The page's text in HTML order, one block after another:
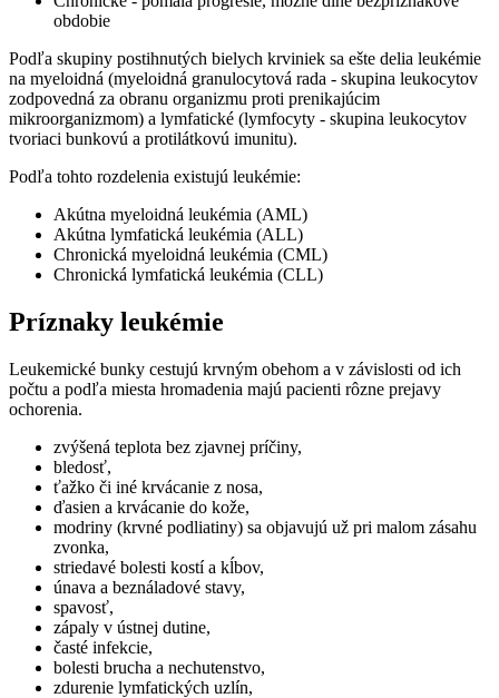
obdobie
Podľa skupiny postihnutých bielych krviniek sa ešte delia leukémie
na myeloidná (myeloidná granulocytová rada - skupina leukocytov
zodpovedná za obranu organizmu proti prenikajúcim
mikroorganizmom) a lymfatické (lymfocyty - skupina leukocytov
tvoriaci bunkovú a protilátkovú imunitu).
Podľa tohto rozdelenia existujú leukémie:
Akútna myeloidná leukémia (AML)
Akútna lymfatická leukémia (ALL)
Chronická myeloidná leukémia (CML)
Chronická lymfatická leukémia (CLL)
Príznaky leukémie
Leukemické bunky cestujú krvným obehom a v závislosti od ich
počtu a podľa miesta hromadenia majú pacienti rôzne prejavy
ochorenia.
zvýšená teplota bez zjavnej príčiny,
bledosť,
ťažko či iné krvácanie z nosa,
ďasien a krvácanie do kože,
modriny (krvné podliatiny) sa objavujú už pri malom zásahu
zvonka,
striedavé bolesti kostí a kĺbov,
únava a beználadové stavy,
spavosť,
zápaly v ústnej dutine,
časté infekcie,
bolesti brucha a nechutenstvo,
zdurenie lymfatických uzlín,